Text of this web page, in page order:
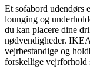
Et sofabord udendørs
lounging og
du kan placere dine
nødvendigheder.
vejrbestandige og
forskellige vejrforhold